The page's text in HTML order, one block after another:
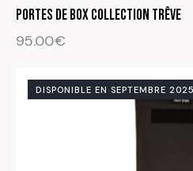
PORTES DE BOX Collection Trêve
95.00€
DISPONIBLE EN SEPTEMBRE 2025